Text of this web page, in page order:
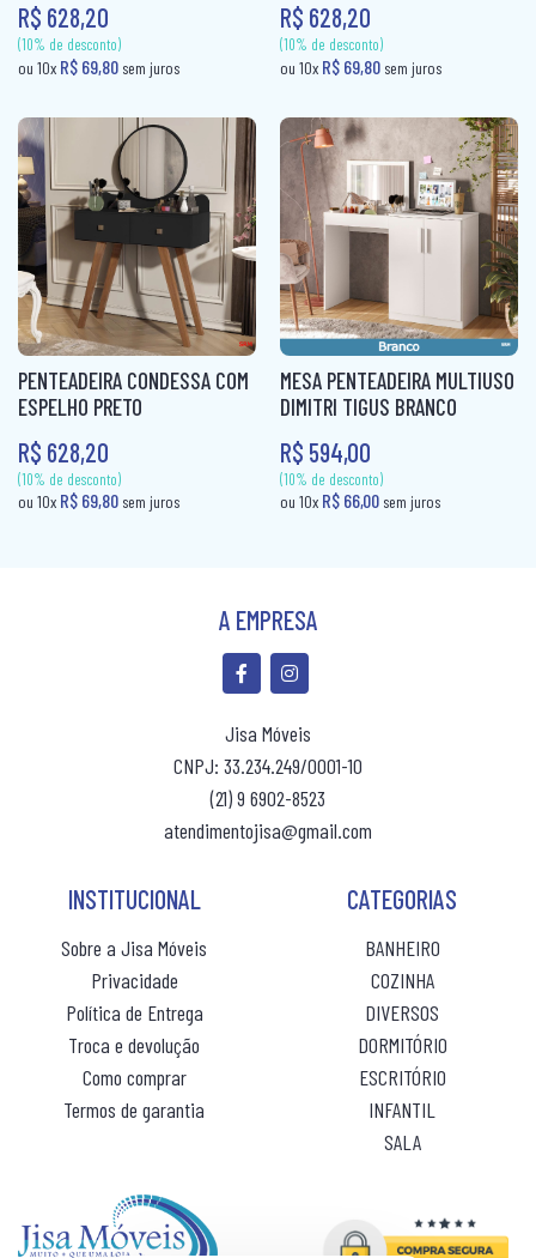
MESA DE CABECEIRA
PAINEL BOX
ROUPEIRO CASAL
ROUPEIRO CASAL PORTA COMUM
ROUPEIRO CASAL PORTA CORRER
ROUPEIRO INFANTIL
ROUPEIRO PORTA COMUM
ROUPEIRO PORTA CORRER
ROUPEIRO SOLTEIRO
ROUPEIRO SOLTEIRO PORTA COMUM
ROUPEIRO SOLTEIRO PORTA CORRER
(10% de desconto)
ou 10x R$ 69,80 sem juros
(10% de desconto)
ou 10xR$ 69,80sem
R$ 628,20 R$ 628,20
PENTEADEIRA CONDESSA COM
ESPELHO PRETO
R$ 628,20
(10% de desconto)
ou 10xR$ 69,80sem juros
MESA PENTEADEIRA MULTIUSO
DIMITRI TIGUS BRANCO
R$ 594,00
(10% de desconto)
ou 10xR$ 66,00sem
A EMPRESA
Jisa Móveis
CNPJ: 33.234.249/0001-10
(21) 9 6902-8523
atendimentojisa@gmail.com
INSTITUCIONAL
Sobre a Jisa Móveis
Privacidade
Política de Entrega
Troca e devolução
Como comprar
Termos de garantia
CATEGORIAS
BANHEIRO
COZINHA
DIVERSOS
DORMITÓRIO
ESCRITÓRIO
INFANTIL
SALA